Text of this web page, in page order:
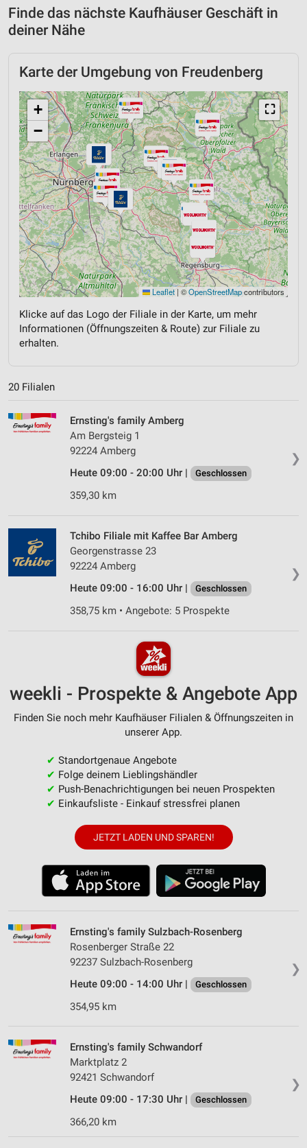
Finde das nächste Kaufhäuser Geschäft in
deiner Nähe
Karte der Umgebung von Freudenberg
⛶
+
−
Leaflet | ©OpenStreetMapcontributors
Klicke auf das Logo der Filiale in der Karte, um mehr
Informationen (Öffnungszeiten & Route) zur Filiale zu
erhalten.
20 Filialen
❯
Ernsting's family Amberg
Am Bergsteig 1
92224 Amberg
Heute 09:00 - 20:00 Uhr |
Geschlossen
359,30 km
❯
Tchibo Filiale mit Kaffee Bar Amberg
Georgenstrasse 23
92224 Amberg
Heute 09:00 - 16:00 Uhr |
Geschlossen
358,75 km • Angebote: 5 Prospekte
weekli - Prospekte & Angebote App
Finden Sie noch mehr Kaufhäuser Filialen & Öffnungszeiten in
unserer App.
✔ Standortgenaue Angebote
✔ Folge deinem Lieblingshändler
✔ Push-Benachrichtigungen bei neuen Prospekten
✔ Einkaufsliste - Einkauf stressfrei planen
JETZT LADEN UND SPAREN!
❯
Ernsting's family Sulzbach-Rosenberg
Rosenberger Straße 22
92237 Sulzbach-Rosenberg
Heute 09:00 - 14:00 Uhr |
Geschlossen
354,95 km
❯
Ernsting's family Schwandorf
Marktplatz 2
92421 Schwandorf
Heute 09:00 - 17:30 Uhr |
Geschlossen
366,20 km